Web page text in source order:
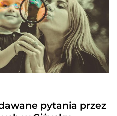
pytania przez